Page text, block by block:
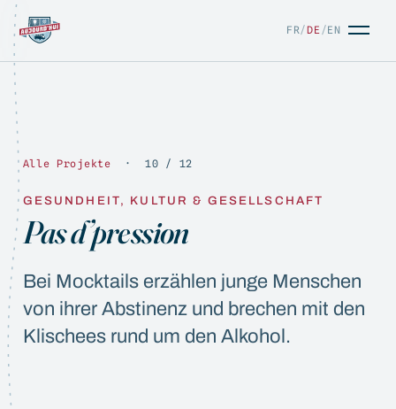
FR/ DE/EN
EN
Alle Projekte · 10 / 12
GESUNDHEIT, KULTUR & GESELLSCHAFT
Pas d’pression
Bei Mocktails erzählen junge Menschen
von ihrer Abstinenz und brechen mit den
Klischees rund um den Alkohol.